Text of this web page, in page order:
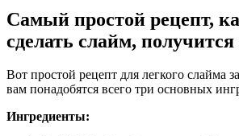
Самый простой рецепт,
сделать слайм,
Вот простой рецепт для легкого слайма
вам понадобятся всего три основных
Ингредиенты: